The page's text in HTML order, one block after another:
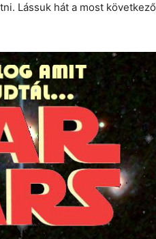
Lássuk hát a most következő